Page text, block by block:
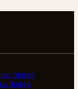
Орфей
Орфей